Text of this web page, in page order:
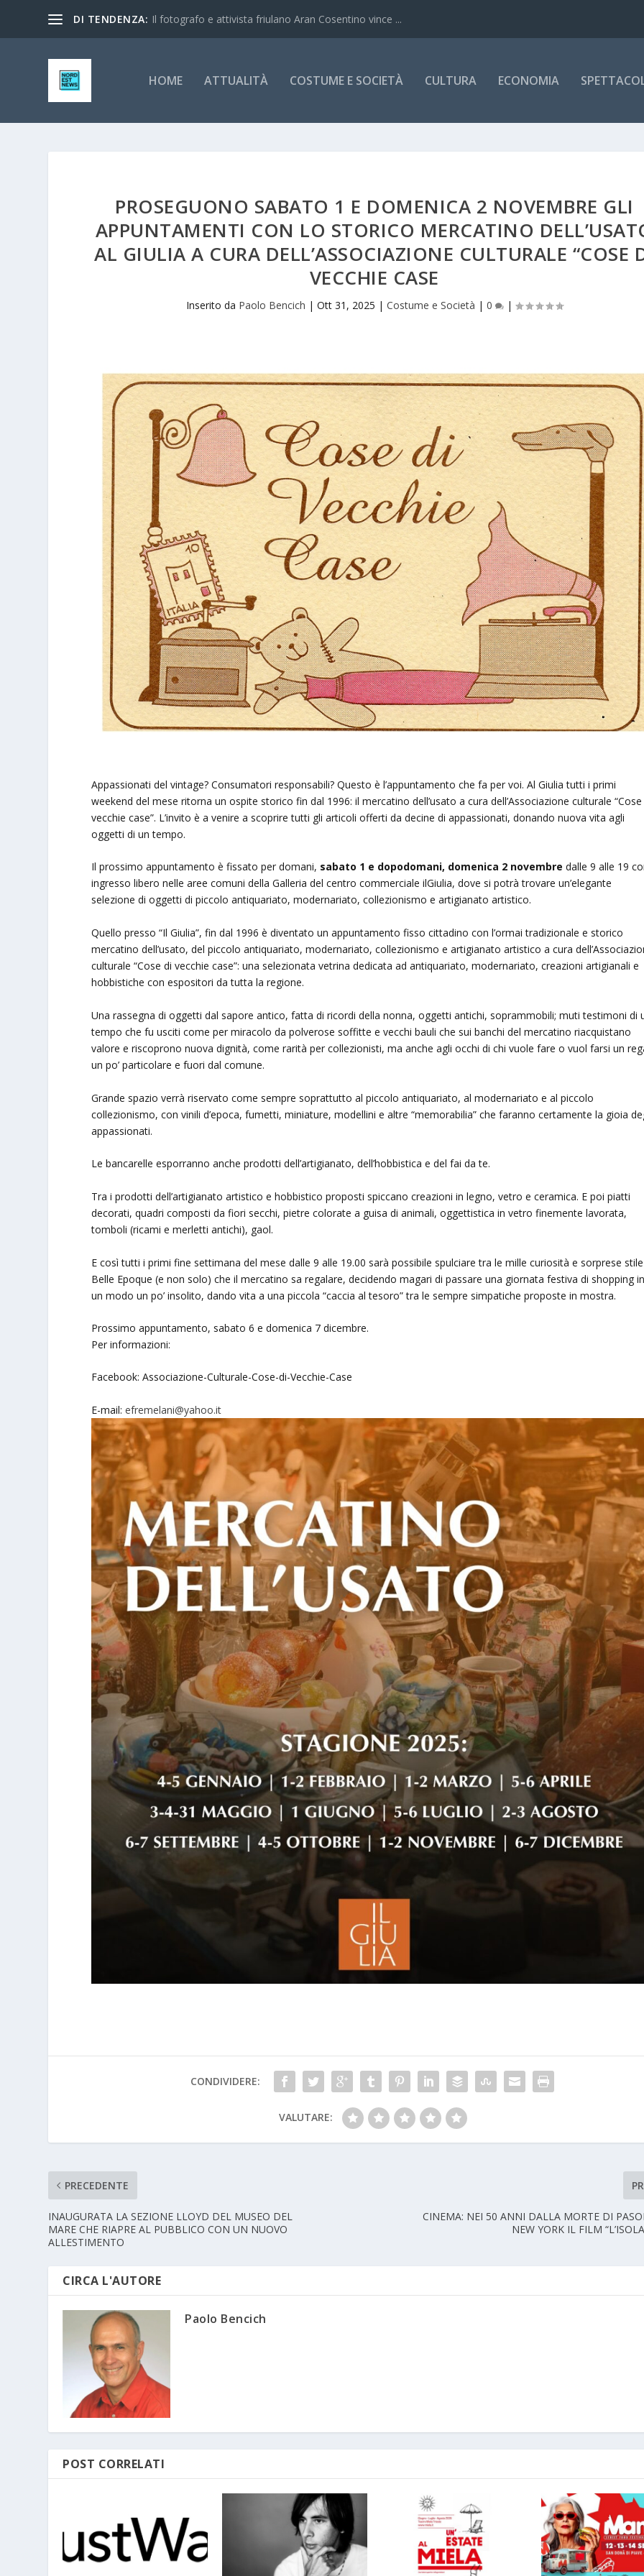
DI TENDENZA: Il fotografo e attivista friulano Aran Cosentino vince ...
HOME ATTUALITÀ COSTUME E SOCIETÀ CULTURA ECONOMIA
PROSEGUONO SABATO 1 E DOMENICA 2 NOVEMBRE GLI
APPUNTAMENTI CON LO STORICO MERCATINO
AL GIULIA A CURA DELL’ASSOCIAZIONE CULTURALE “COSE
VECCHIE CASE
Inserito da Paolo Bencich | Ott 31, 2025 | Costume e Società | 0 |
Appassionati del vintage? Consumatori responsabili? Questo è l’appuntamento che fa per voi. Al Giulia tutti i primi
weekend del mese ritorna un ospite storico fin dal 1996: il mercatino dell’usato a cura dell’Associazione culturale “Cose
vecchie case”. L’invito è a venire a scoprire tutti gli articoli offerti da decine di appassionati, donando nuova vita agli
oggetti di un tempo.
Il prossimo appuntamento è fissato per domani, sabato 1 e dopodomani, domenica 2 novembre dalle 9 alle 19
ingresso libero nelle aree comuni della Galleria del centro commerciale ilGiulia, dove si potrà trovare un’elegante
selezione di oggetti di piccolo antiquariato, modernariato, collezionismo e artigianato artistico.
Quello presso “Il Giulia”, fin dal 1996 è diventato un appuntamento fisso cittadino con l’ormai tradizionale e storico
mercatino dell’usato, del piccolo antiquariato, modernariato, collezionismo e artigianato artistico a cura
culturale “Cose di vecchie case”: una selezionata vetrina dedicata ad antiquariato, modernariato, creazioni artigianali e
hobbistiche con espositori da tutta la regione.
Una rassegna di oggetti dal sapore antico, fatta di ricordi della nonna, oggetti antichi, soprammobili; muti testimoni di
tempo che fu usciti come per miracolo da polverose soffitte e vecchi bauli che sui banchi del mercatino riacquistano
valore e riscoprono nuova dignità, come rarità per collezionisti, ma anche agli occhi di chi vuole fare o vuol farsi un
un po’ particolare e fuori dal comune.
Grande spazio verrà riservato come sempre soprattutto al piccolo antiquariato, al modernariato e al piccolo
collezionismo, con vinili d’epoca, fumetti, miniature, modellini e altre “memorabilia” che faranno certamente la gioia
appassionati.
Le bancarelle esporranno anche prodotti dell’artigianato, dell’hobbistica e del fai da te.
Tra i prodotti dell’artigianato artistico e hobbistico proposti spiccano creazioni in legno, vetro e ceramica. E poi piatti
decorati, quadri composti da fiori secchi, pietre colorate a guisa di animali, oggettistica in vetro finemente lavorata,
tomboli (ricami e merletti antichi), gaol.
E così tutti i primi fine settimana del mese dalle 9 alle 19.00 sarà possibile spulciare tra le mille curiosità e sorprese stile
Belle Epoque (e non solo) che il mercatino sa regalare, decidendo magari di passare una giornata festiva di shopping in
un modo un po’ insolito, dando vita a una piccola “caccia al tesoro” tra le sempre simpatiche proposte in mostra.
Prossimo appuntamento, sabato 6 e domenica 7 dicembre.
Per informazioni:
Facebook: Associazione-Culturale-Cose-di-Vecchie-Case
E-mail:efremelani@yahoo.it
CONDIVIDERE:
VALUTARE:
PRECEDENTE
INAUGURATA LA SEZIONE LLOYD DEL MUSEO DEL
MARE CHE RIAPRE AL PUBBLICO CON UN NUOVO
ALLESTIMENTO
CINEMA: NEI 50 ANNI DALLA MORTE DI
NEW YORK IL FILM
CIRCA L'AUTORE
Paolo Bencich
POST CORRELATI